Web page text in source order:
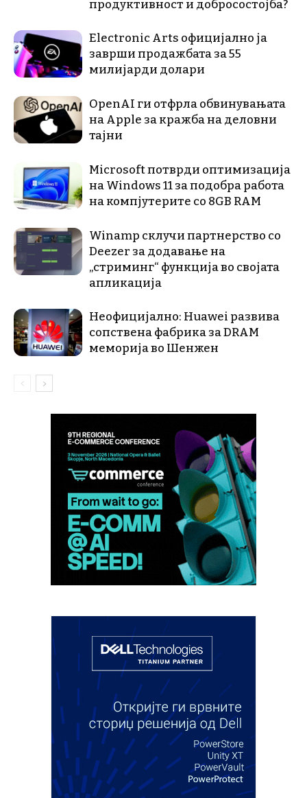
продуктивност и добросостојба?
Electronic Arts официјално ја
заврши продажбата за 55
милијарди долари
OpenAI ги отфрла обвинувањата
на Apple за кражба на деловни
тајни
Microsoft потврди оптимизација
на Windows 11 за подобра работа
на компјутерите со 8GB RAM
Winamp склучи партнерство со
Deezer за додавање на
„стриминг“ функција во својата
апликација
Неофицијално: Huawei развива
сопствена фабрика за DRAM
меморија во Шенжен